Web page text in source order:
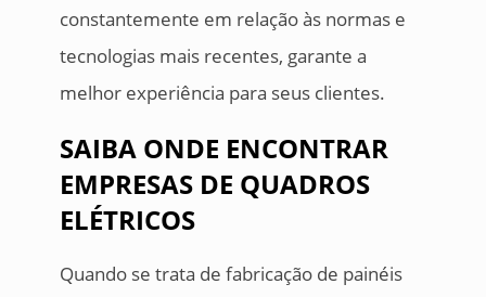
constantemente em relação às normas e
tecnologias mais recentes, garante a
melhor experiência para seus clientes.
SAIBA ONDE ENCONTRAR
EMPRESAS DE QUADROS
ELÉTRICOS
Quando se trata de fabricação de painéis